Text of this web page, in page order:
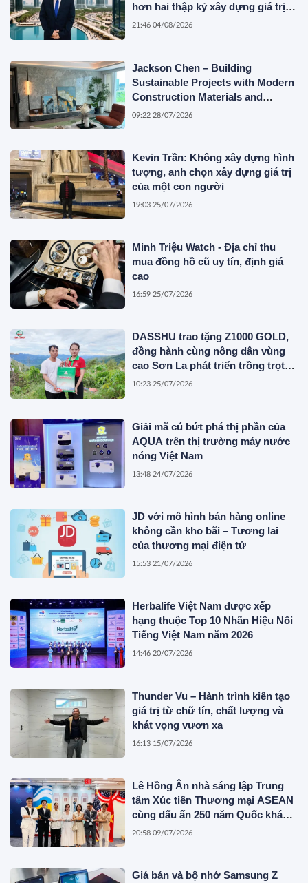
hơn hai thập kỷ xây dựng giá trị
của một doanh nhân Việt tại Úc
21:46 04/08/2026
Jackson Chen – Building
Sustainable Projects with Modern
Construction Materials and
Innovative Container Solutions
09:22 28/07/2026
Kevin Trần: Không xây dựng hình
tượng, anh chọn xây dựng giá trị
của một con người
19:03 25/07/2026
Minh Triệu Watch - Địa chỉ thu
mua đồng hồ cũ uy tín, định giá
cao
16:59 25/07/2026
DASSHU trao tặng Z1000 GOLD,
đồng hành cùng nông dân vùng
cao Sơn La phát triển trồng trọt
bền vững
10:23 25/07/2026
Giải mã cú bứt phá thị phần của
AQUA trên thị trường máy nước
nóng Việt Nam
13:48 24/07/2026
JD với mô hình bán hàng online
không cần kho bãi – Tương lai
của thương mại điện tử
15:53 21/07/2026
Herbalife Việt Nam được xếp
hạng thuộc Top 10 Nhãn Hiệu Nổi
Tiếng Việt Nam năm 2026
14:46 20/07/2026
Thunder Vu – Hành trình kiến tạo
giá trị từ chữ tín, chất lượng và
khát vọng vươn xa
16:13 15/07/2026
Lê Hồng Ân nhà sáng lập Trung
tâm Xúc tiến Thương mại ASEAN
cùng dấu ấn 250 năm Quốc khánh
Hoa Kỳ
20:58 09/07/2026
Giá bán và bộ nhớ Samsung Z